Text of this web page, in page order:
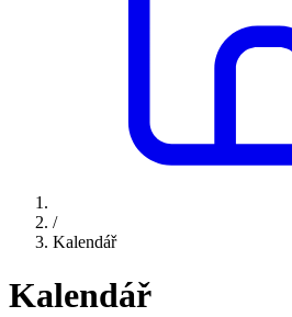
/
Kalendář
Kalendář